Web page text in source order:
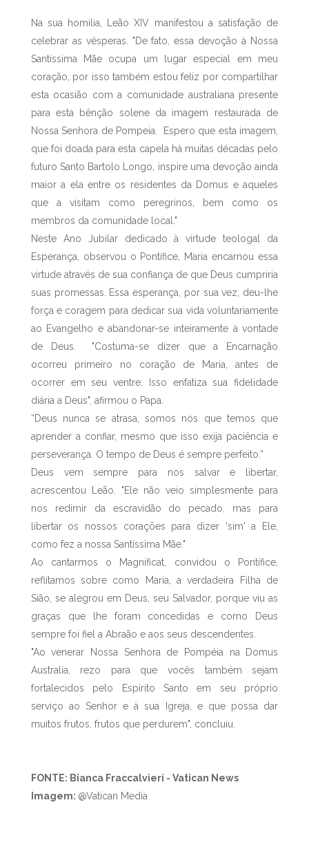
Na sua homilia, Leão XIV manifestou a satisfação de
celebrar as vésperas. "De fato, essa devoção à Nossa
Santíssima Mãe ocupa um lugar especial em meu
coração, por isso também estou feliz por compartilhar
esta ocasião com a comunidade australiana presente
para esta bênção solene da imagem restaurada de
Nossa Senhora de Pompeia. Espero que esta imagem,
que foi doada para esta capela há muitas décadas pelo
futuro Santo Bartolo Longo, inspire uma devoção ainda
maior a ela entre os residentes da Domus e aqueles
que a visitam como peregrinos, bem como os
membros da comunidade local."
Neste Ano Jubilar dedicado à virtude teologal da
Esperança, observou o Pontífice, Maria encarnou essa
virtude através de sua confiança de que Deus cumpriria
suas promessas. Essa esperança, por sua vez, deu-lhe
força e coragem para dedicar sua vida voluntariamente
ao Evangelho e abandonar-se inteiramente à vontade
de Deus. "Costuma-se dizer que a Encarnação
ocorreu primeiro no coração de Maria, antes de
ocorrer em seu ventre. Isso enfatiza sua fidelidade
diária a Deus", afirmou o Papa.
“Deus nunca se atrasa, somos nós que temos que
aprender a confiar, mesmo que isso exija paciência e
perseverança. O tempo de Deus é sempre perfeito.”
Deus vem sempre para nos salvar e libertar,
acrescentou Leão. "Ele não veio simplesmente para
nos redimir da escravidão do pecado, mas para
libertar os nossos corações para dizer 'sim' a Ele,
como fez a nossa Santíssima Mãe."
Ao cantarmos o Magnificat, convidou o Pontífice,
reflitamos sobre como Maria, a verdadeira Filha de
Sião, se alegrou em Deus, seu Salvador, porque viu as
graças que lhe foram concedidas e como Deus
sempre foi fiel a Abraão e aos seus descendentes.
"Ao venerar Nossa Senhora de Pompéia na Domus
Australia, rezo para que vocês também sejam
fortalecidos pelo Espírito Santo em seu próprio
serviço ao Senhor e à sua Igreja, e que possa dar
muitos frutos, frutos que perdurem", concluiu.
FONTE: Bianca Fraccalvieri - Vatican News
Imagem: @Vatican Media